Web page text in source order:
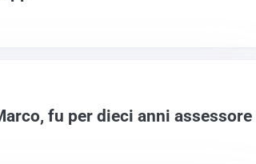
fu per dieci anni assessore